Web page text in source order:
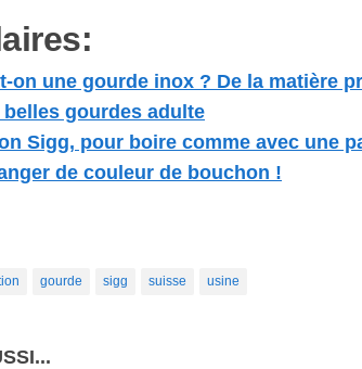
on une gourde inox ? De la matière
gourdes adulte
Sigg, pour boire comme avec une
de couleur de bouchon !
gourde sigg suisse usine